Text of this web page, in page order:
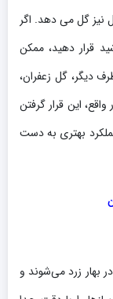
نیز گل می دهد. اگر
قرار دهید، ممکن
دیگر، گل زعفران،
این قرار گرفتن
بهتری به دست
بهار زرد می‌شوند و